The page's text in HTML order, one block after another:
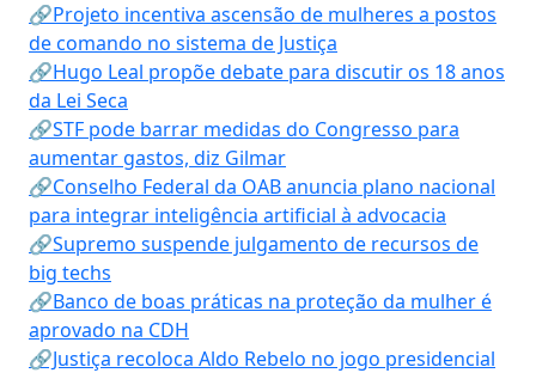
🔗Projeto incentiva ascensão de mulheres a postos
de comando no sistema de Justiça
🔗Hugo Leal propõe debate para discutir os 18 anos
da Lei Seca
🔗STF pode barrar medidas do Congresso para
aumentar gastos, diz Gilmar
🔗Conselho Federal da OAB anuncia plano nacional
para integrar inteligência artificial à advocacia
🔗Supremo suspende julgamento de recursos de
big techs
🔗Banco de boas práticas na proteção da mulher é
aprovado na CDH
🔗Justiça recoloca Aldo Rebelo no jogo presidencial